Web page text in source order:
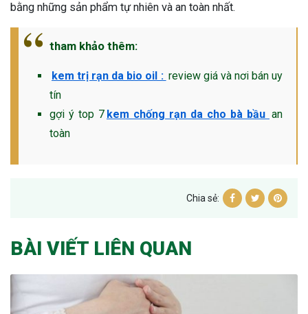
bằng những sản phẩm tự nhiên và an toàn nhất.
tham khảo thêm:
kem trị rạn da bio oil : review giá và nơi bán uy
tín
gợi ý top 7 kem chống rạn da cho bà bầu an
toàn
Chia sẻ:
BÀI VIẾT LIÊN QUAN